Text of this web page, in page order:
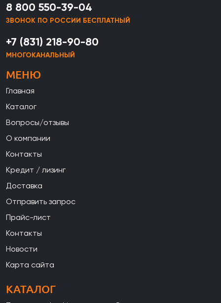
8 800 550-39-04
ЗВОНОК ПО РОССИИ БЕСПЛАТНЫЙ
+7 (831) 218-90-80
МНОГОКАНАЛЬНЫЙ
МЕНЮ
Главная
Каталог
Вопросы/отзывы
О компании
Контакты
Кредит / лизинг
Доставка
Отправить запрос
Прайс-лист
Контакты
Новости
Карта сайта
КАТАЛОГ